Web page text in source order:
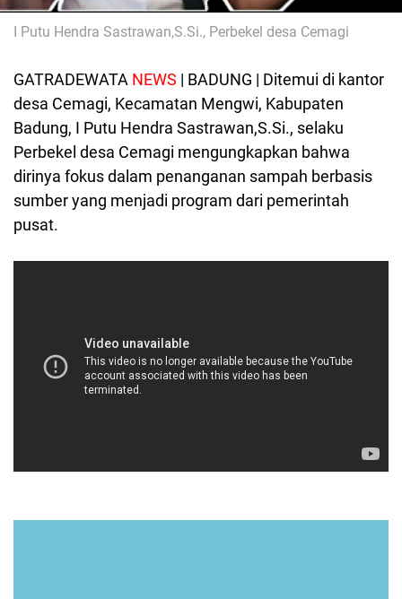
I Putu Hendra Sastrawan,S.Si., Perbekel desa Cemagi
GATRADEWATA NEWS | BADUNG | Ditemui di kantor
desa Cemagi, Kecamatan Mengwi, Kabupaten
Badung, I Putu Hendra Sastrawan,S.Si., selaku
Perbekel desa Cemagi mengungkapkan bahwa
dirinya fokus dalam penanganan sampah berbasis
sumber yang menjadi program dari pemerintah
pusat.